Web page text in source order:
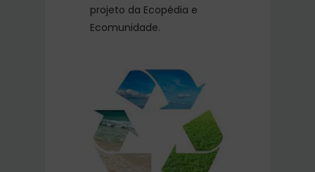
projeto da Ecopédia e
Ecomunidade.